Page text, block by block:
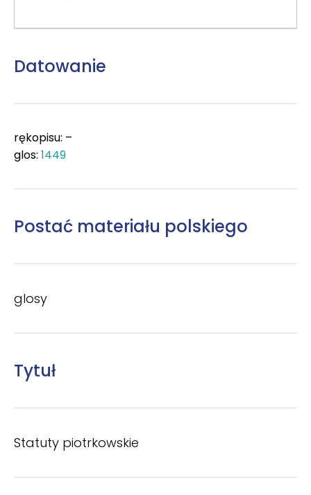
Datowanie
rękopisu: –
glos: 1449
Postać materiału polskiego
glosy
Tytuł
Statuty piotrkowskie